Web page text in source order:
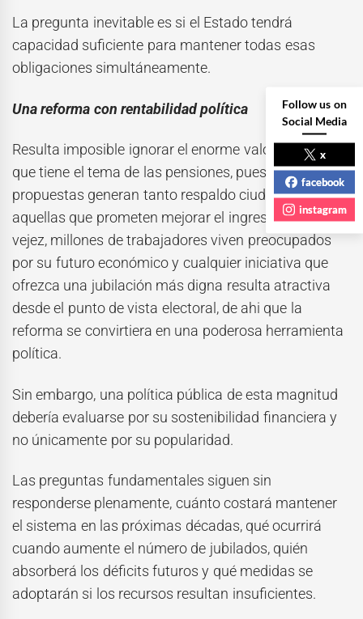
La pregunta inevitable es si el Estado tendrá
capacidad suficiente para mantener todas esas
obligaciones simultáneamente.
Una reforma con rentabilidad política
Resulta imposible ignorar el enorme valor político
que tiene el tema de las pensiones, pues pocas
propuestas generan tanto respaldo ciudadano como
aquellas que prometen mejorar el ingreso durante la
vejez, millones de trabajadores viven preocupados
por su futuro económico y cualquier iniciativa que
ofrezca una jubilación más digna resulta atractiva
desde el punto de vista electoral, de ahi que la
reforma se convirtiera en una poderosa herramienta
política.
Sin embargo, una política pública de esta magnitud
debería evaluarse por su sostenibilidad financiera y
no únicamente por su popularidad.
Las preguntas fundamentales siguen sin
responderse plenamente, cuánto costará mantener
el sistema en las próximas décadas, qué ocurrirá
cuando aumente el número de jubilados, quién
absorberá los déficits futuros y qué medidas se
adoptarán si los recursos resultan insuficientes.
Follow us on
Social Media
x
facebook
instagram